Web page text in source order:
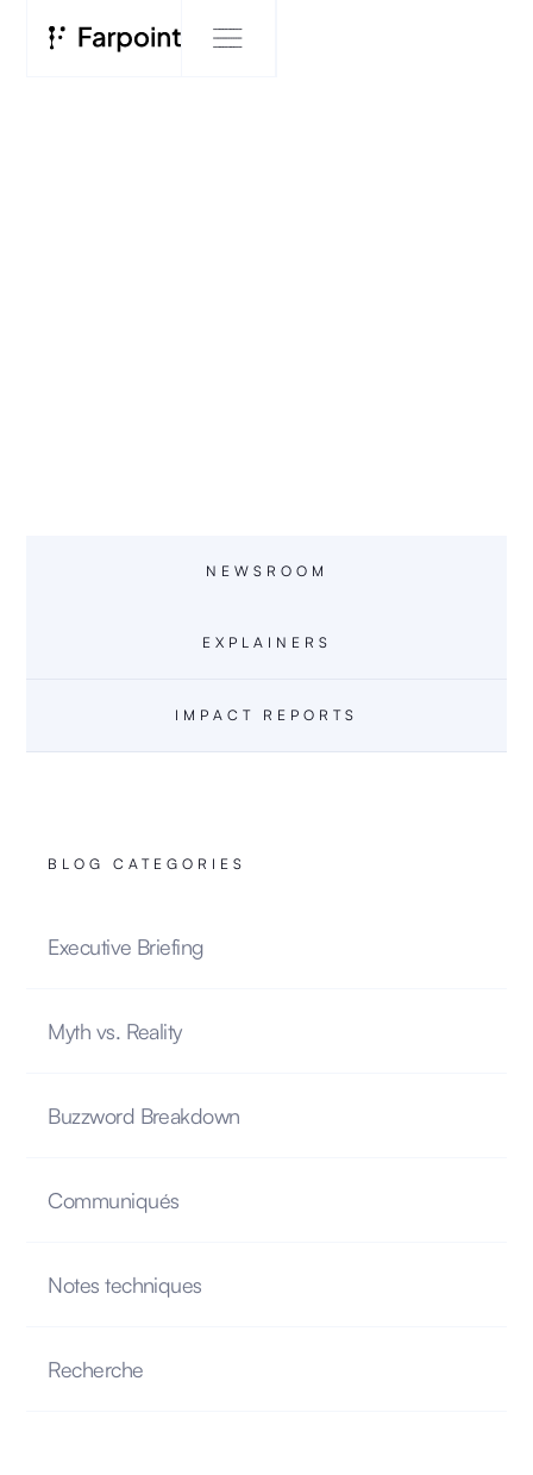
EXPLAINERS
IMPACT REPORTS
NEWSROOM
BLOG CATEGORIES
Executive Briefing
Myth vs. Reality
Buzzword Breakdown
Communiqués
Notes techniques
Recherche